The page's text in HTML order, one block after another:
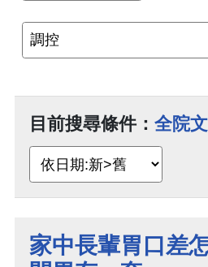
目前搜尋條件： 全院
家中長輩胃口差